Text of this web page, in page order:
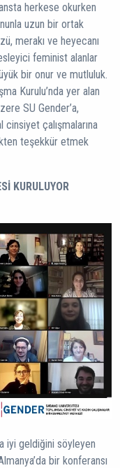
herkese okurken
uzun bir ortak
merakı ve heyecanı
feminist alanlar
bir onur ve mutluluk.
Kurulu’nda yer alan
SU Gender’a,
çalışmalarına
teşekkür etmek
KURULUYOR
iyi geldiğini söyleyen
bir konferansı